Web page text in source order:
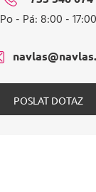
Po - Pá: 8:00 - 17:00
POSLAT DOTAZ